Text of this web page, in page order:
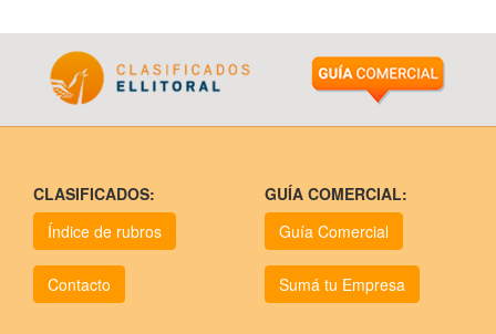
CLASIFICADOS:
Índice de rubros
Contacto
GUÍA COMERCIAL:
Guía Comercial
Sumá tu Empresa